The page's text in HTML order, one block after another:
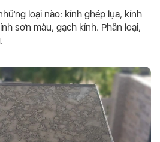
loại nào: kính ghép lụa, kính
sơn màu, gạch kính. Phân loại,